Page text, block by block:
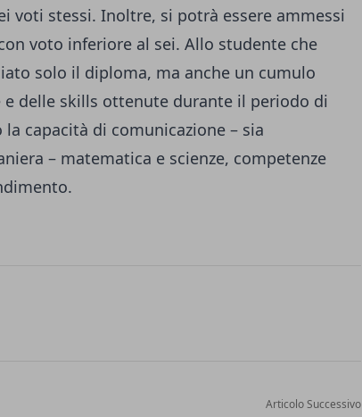
voti stessi. Inoltre, si potrà essere ammessi
voto inferiore al sei. Allo studente che
solo il diploma, ma anche un cumulo
delle skills ottenute durante il periodo di
capacità di comunicazione – sia
– matematica e scienze, competenze
Articolo Successivo